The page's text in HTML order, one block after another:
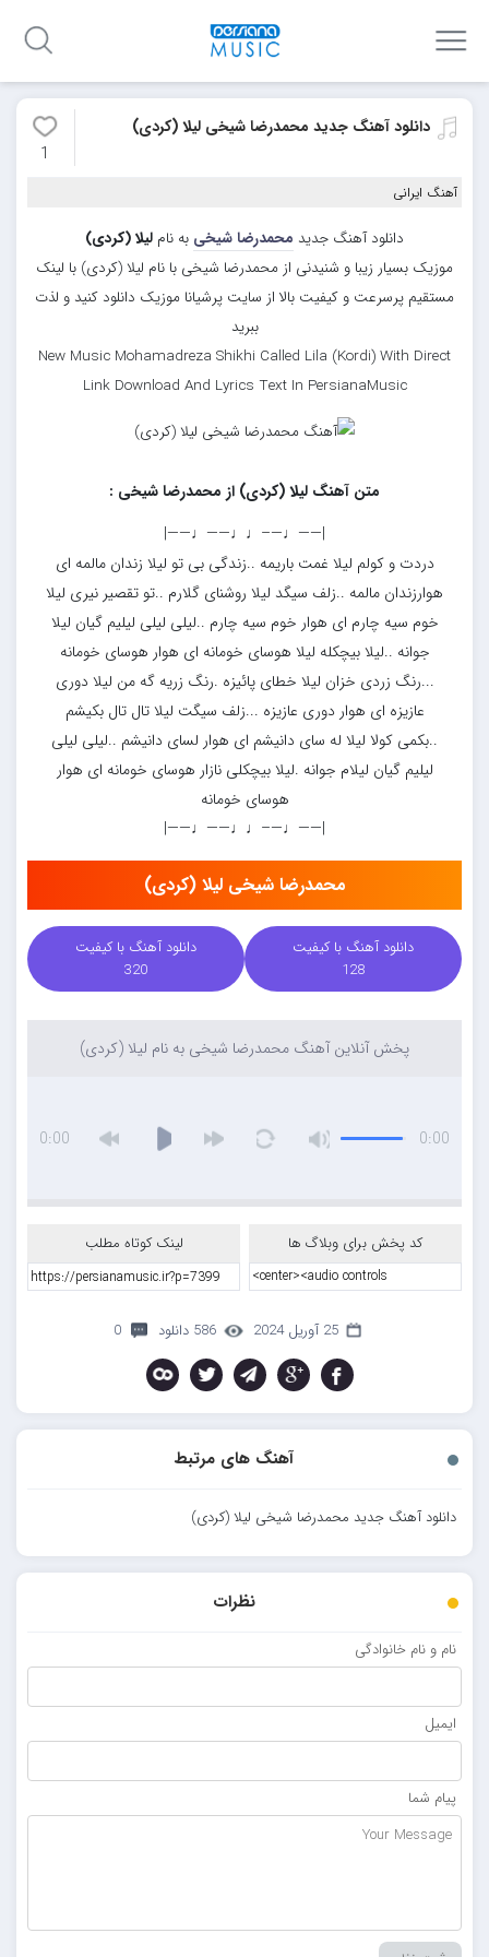
دانلود آهنگ جدید محمدرضا شیخی لیلا (کردی)
1
آهنگ ایرانی
دانلود آهنگ جدید محمدرضا شیخی به نام لیلا (کردی)
موزیک بسیار زیبا و شنیدنی از محمدرضا شیخی با نام لیلا (کردی) با لینک
مستقیم پرسرعت و کیفیت بالا از سایت پرشیانا موزیک دانلود کنید و لذت
ببرید
New Music Mohamadreza Shikhi Called Lila (Kordi) With Direct
Link Download And Lyrics Text In PersianaMusic
متن آهنگ لیلا (کردی) از محمدرضا شیخی :
|——♩—–♩♩——♩——|
دردت و کولم لیلا غمت باریمه ..زندگی بی تو لیلا زندان مالمه ای
هوارزندان مالمه ..زلف سیگد لیلا روشنای گلارم ..تو تقصیر نیری لیلا
خوم سیه چارم ای هوار خوم سیه چارم ..لیلی لیلی لیلیم گیان لیلا
جوانه ..لیلا بیچکله لیلا هوسای خومانه ای هوار هوسای خومانه
...رنگ زردی خزان لیلا خطای پائیزه .رنگ زریه گه من لیلا دوری
عازیزه ای هوار دوری عازیزه ...زلف سیگت لیلا تال تال بکیشم
..بکمی کولا لیلا له سای دانیشم ای هوار لسای دانیشم ..لیلی لیلی
لیلیم گیان لیلام جوانه .لیلا بیچکلی نازار هوسای خومانه ای هوار
هوسای خومانه
|——♩—–♩♩——♩——|
محمدرضا شیخی لیلا (کردی)
دانلود آهنگ با کیفیت
128
دانلود آهنگ با کیفیت
320
پخش آنلاین آهنگ محمدرضا شیخی به نام لیلا (کردی)
0:00
0:00
کد پخش برای وبلاگ ها لینک کوتاه مطلب
25 آوریل 2024 586 دانلود 0
آهنگ های مرتبط
دانلود آهنگ جدید محمدرضا شیخی لیلا (کردی)
نظرات
نام و نام خانوادگی
ایمیل
پیام شما